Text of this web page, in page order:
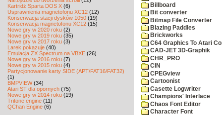
Kartridż Sparta DOS X (6)
Usprawnienia magnetofonu XC12 (12)
Konserwacja stacji dysków 1050 (19)
Konserwacja magnetofonu XC12 (15)
Nowe gry w 2020 roku (2)
Nowe gry w 2019 roku (35)
Nowe gry w 2017 roku (3)
Larek pokazuje (40)
Emulacja ZX Spectrum na VBXE (26)
Nowe gry w 2016 roku (7)
Nowe gry w 2015 roku (4)
Partycjonowanie karty SIDE (APT/FAT16/FAT32)
(1)
BMPVIEW(34)
Atari ST dla opornych (75)
Nowe gry w 2014 roku (19)
Tritone engine (11)
QChan Engine (6)
Billboard
Bit converter
Bitmap File Converter
Blazing Paddles
Brickworks
C64 Graphics To Atari
CAD-JET 3D-Graphik
CHR_PRO
CIN
CPEGview
Cartoonist
Casette Logwriter
Champions' Interlace
Chaos Font Editor
Character Font